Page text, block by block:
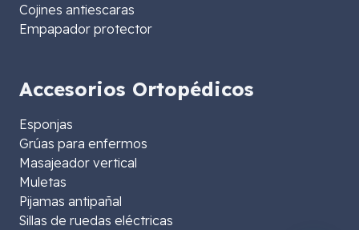
Cojines antiescaras
Empapador protector
Accesorios Ortopédicos
Esponjas
Grúas para enfermos
Masajeador vertical
Muletas
Pijamas antipañal
Sillas de ruedas eléctricas